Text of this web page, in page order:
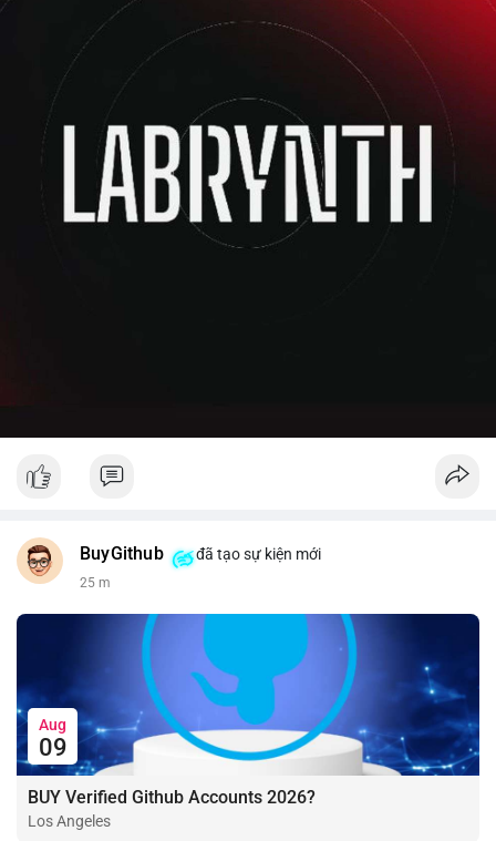
BuyGithub đã tạo sự kiện mới
25 m
Aug
09
BUY Verified Github Accounts 2026?
Los Angeles